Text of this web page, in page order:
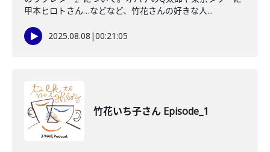
甲本ヒロトさん…などなど、竹花さんの好きな人...
2025.08.08 |00:21:05
竹花いち子さん Episode_1